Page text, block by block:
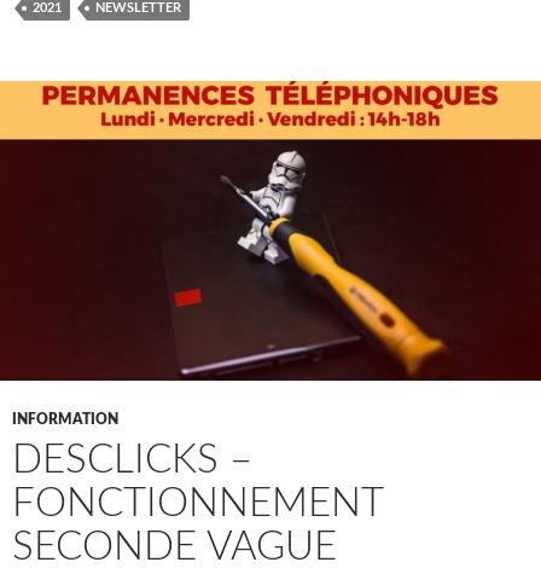
2021 NEWSLETTER
INFORMATION
DESCLICKS –
FONCTIONNEMENT
SECONDE VAGUE